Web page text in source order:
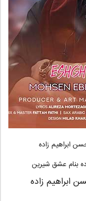
ابراهیم زاده
بنام عشق شیرین
ابراهیم زاده